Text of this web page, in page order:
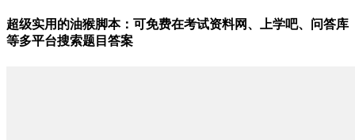
超级实用的油猴脚本：可免费在考试资料网、上学吧、问答库
等多平台搜索题目答案